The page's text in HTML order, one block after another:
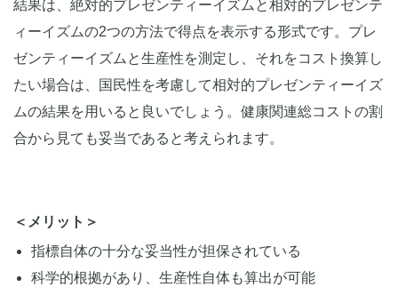
結果は、絶対的プレゼンティーイズムと相対的プレゼンテ
ィーイズムの2つの方法で得点を表示する形式です。プレ
ゼンティーイズムと生産性を測定し、それをコスト換算し
たい場合は、国民性を考慮して相対的プレゼンティーイズ
ムの結果を用いると良いでしょう。健康関連総コストの割
合から見ても妥当であると考えられます。
＜メリット＞
指標自体の十分な妥当性が担保されている
科学的根拠があり、生産性自体も算出が可能